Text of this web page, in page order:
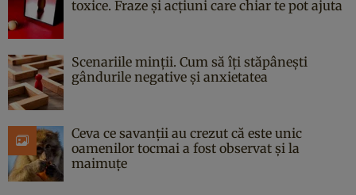
toxice. Fraze și acțiuni care chiar te pot ajuta
Scenariile minții. Cum să îți stăpânești
gândurile negative și anxietatea
Ceva ce savanții au crezut că este unic
oamenilor tocmai a fost observat și la
maimuțe